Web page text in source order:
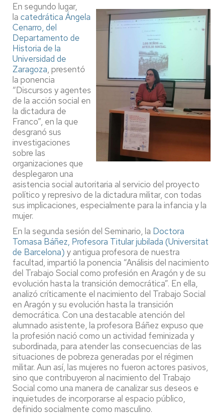
En segundo lugar,
la catedrática Ángela
Cenarro, del
Departamento de
Historia de la
Universidad de
Zaragoza, presentó
la ponencia
“Discursos y agentes
de la acción social en
la dictadura de
Franco”, en la que
desgranó sus
investigaciones
sobre las
organizaciones que
desplegaron una
asistencia social autoritaria al servicio del proyecto
político y represivo de la dictadura militar, con todas
sus implicaciones, especialmente para la infancia y la
mujer.
En la segunda sesión del Seminario, la Doctora
Tomasa Báñez, Profesora Titular jubilada (Universitat
de Barcelona) y antigua profesora de nuestra
facultad, impartió la ponencia “Análisis del nacimiento
del Trabajo Social como profesión en Aragón y de su
evolución hasta la transición democrática”. En ella,
analizó críticamente el nacimiento del Trabajo Social
en Aragón y su evolución hasta la transición
democrática. Con una destacable atención del
alumnado asistente, la profesora Báñez expuso que
la profesión nació como un actividad feminizada y
subordinada, para atender las consecuencias de las
situaciones de pobreza generadas por el régimen
militar. Aun así, las mujeres no fueron actores pasivos,
sino que contribuyeron al nacimiento del Trabajo
Social como una manera de canalizar sus deseos e
inquietudes de incorporarse al espacio público,
definido socialmente como masculino.